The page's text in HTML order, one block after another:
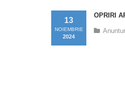
OPRIRI
13
NOIEMBRIE
2024